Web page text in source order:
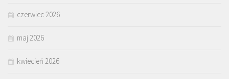
czerwiec 2026
maj 2026
kwiecień 2026